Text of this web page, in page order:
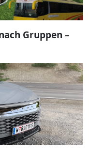
Gruppen –